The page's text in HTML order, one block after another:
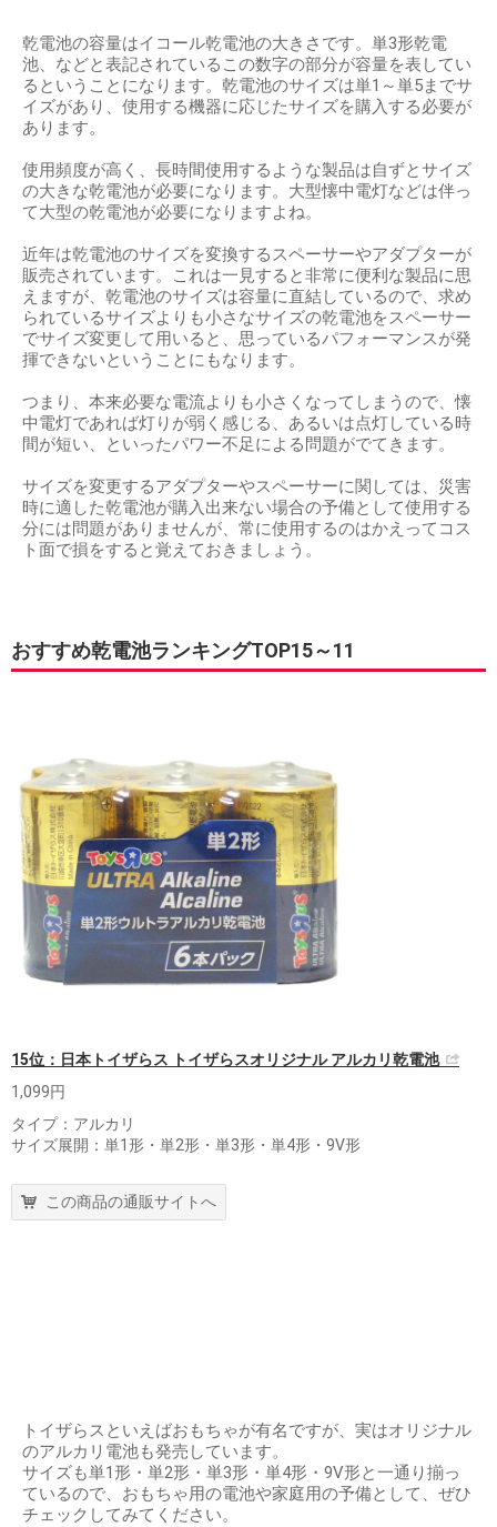
乾電池の容量はイコール乾電池の大きさです。単3形乾電
池、などと表記されているこの数字の部分が容量を表してい
るということになります。乾電池のサイズは単1～単5までサ
イズがあり、使用する機器に応じたサイズを購入する必要が
あります。
使用頻度が高く、長時間使用するような製品は自ずとサイズ
の大きな乾電池が必要になります。大型懐中電灯などは伴っ
て大型の乾電池が必要になりますよね。
近年は乾電池のサイズを変換するスペーサーやアダプターが
販売されています。これは一見すると非常に便利な製品に思
えますが、乾電池のサイズは容量に直結しているので、求め
られているサイズよりも小さなサイズの乾電池をスペーサー
でサイズ変更して用いると、思っているパフォーマンスが発
揮できないということにもなります。
つまり、本来必要な電流よりも小さくなってしまうので、懐
中電灯であれば灯りが弱く感じる、あるいは点灯している時
間が短い、といったパワー不足による問題がでてきます。
サイズを変更するアダプターやスペーサーに関しては、災害
時に適した乾電池が購入出来ない場合の予備として使用する
分には問題がありませんが、常に使用するのはかえってコス
ト面で損をすると覚えておきましょう。
おすすめ乾電池ランキングTOP15～11
15位：日本トイザらス トイザらスオリジナル アルカリ乾電池
1,099円
タイプ：アルカリ
サイズ展開：単1形・単2形・単3形・単4形・9V形
この商品の通販サイトへ
トイザらスといえばおもちゃが有名ですが、実はオリジナル
のアルカリ電池も発売しています。
サイズも単1形・単2形・単3形・単4形・9V形と一通り揃っ
ているので、おもちゃ用の電池や家庭用の予備として、ぜひ
チェックしてみてください。